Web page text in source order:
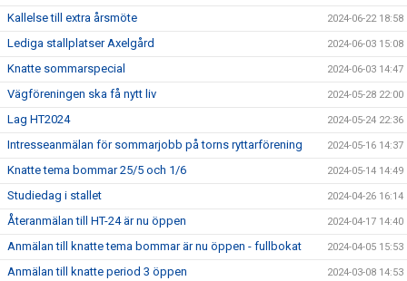
Kallelse till extra årsmöte 2024-06-22 18:58
Lediga stallplatser Axelgård 2024-06-03 15:08
Knatte sommarspecial 2024-06-03 14:47
Vägföreningen ska få nytt liv 2024-05-28 22:00
Lag HT2024 2024-05-24 22:36
Intresseanmälan för sommarjobb på torns ryttarförening 2024-05-16 14:37
Knatte tema bommar 25/5 och 1/6 2024-05-14 14:49
Studiedag i stallet 2024-04-26 16:14
Återanmälan till HT-24 är nu öppen 2024-04-17 14:40
Anmälan till knatte tema bommar är nu öppen - fullbokat 2024-04-05 15:53
Anmälan till knatte period 3 öppen 2024-03-08 14:53